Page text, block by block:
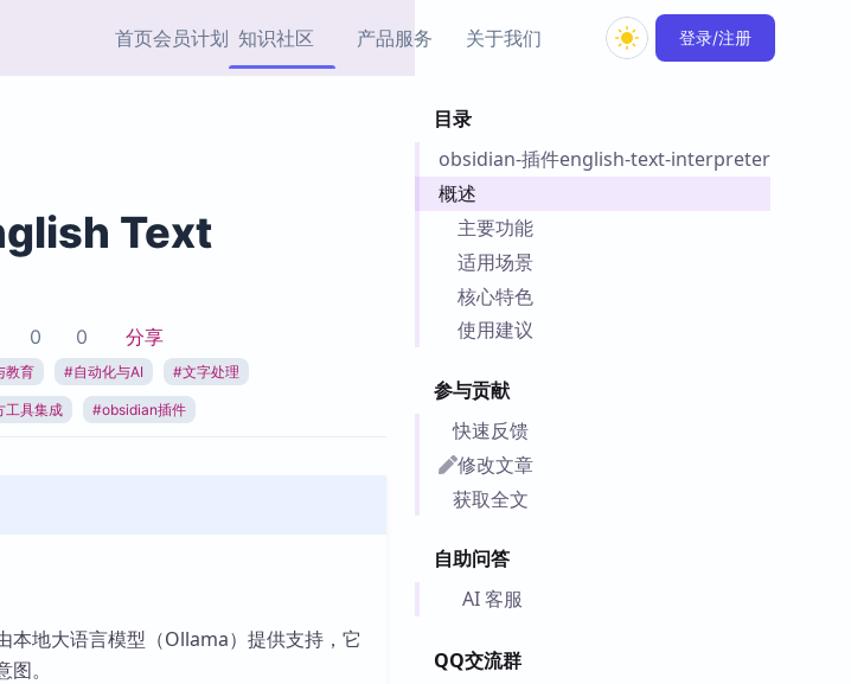
首页会员计划 知识社区
协作者
Zotero 专题
Obsidian 专题
Obsidian 核心插件
产品服务
载
Zotero 插件
Zotero 插件资源与加速
Obsidian 教程
关于我们 登录/注册
目录
obsidian-插件english-text-interpreter
概述
主要功能
适用场景
核心特色
使用建议
参与贡献
快速反馈
修改文章
获取全文
自助问答
AI 客服
QQ交流群
Text
0 0 分享
教育 #自动化与AI #文字处理
工具集成 #obsidian插件
本地大语言模型（Ollama）提供支持，它
。